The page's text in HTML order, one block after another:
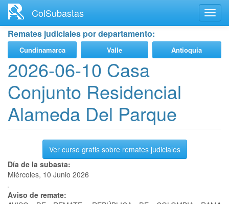
contenido
principal
ColSubastas
Remates judiciales por departamento:
Cundinamarca Valle Antioquia
2026-06-10 Casa
Conjunto Residencial
Alameda Del Parque
Ver curso gratis sobre remates judiciales
Día de la subasta:
Miércoles, 10 Junio 2026
Aviso de remate: